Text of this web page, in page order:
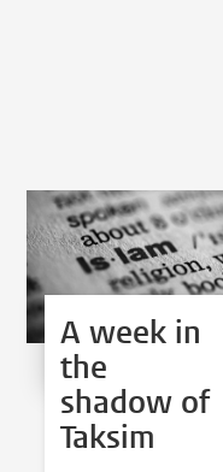
A week in
the
shadow of
Taksim